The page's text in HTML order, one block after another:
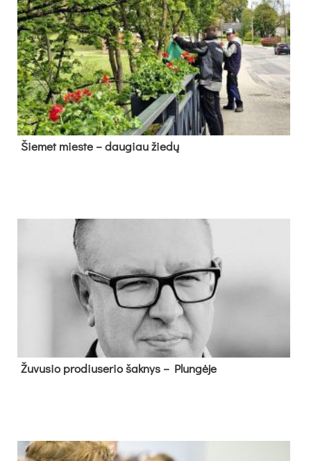
Šie­met mies­te – dau­giau žie­dų
Žu­vu­sio pro­diu­se­rio šak­nys – Plun­gė­je